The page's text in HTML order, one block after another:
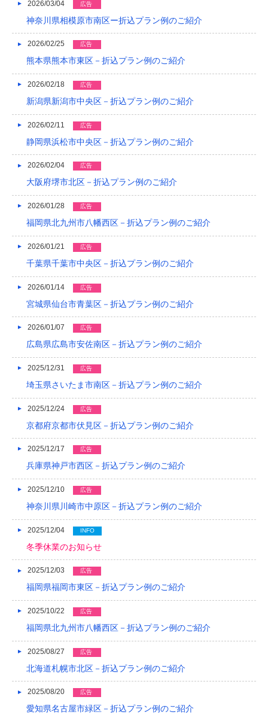
2019/04
2019/02
2019/01
2018/12
2018/11
2018/08
2018/07
2018/06
2018/05
2018/04
2018/03
2018/01
2017/12
2017/10
2017/09
2017/08
2017/07
2017/04
2017/03
2017/02
2017/01
2016/12
2016/11
2026/03/04 広告
神奈川県相模原市南区ー折込プラン例のご紹介
2026/02/25 広告
熊本県熊本市東区－折込プラン例のご紹介
2026/02/18 広告
新潟県新潟市中央区－折込プラン例のご紹介
2026/02/11 広告
静岡県浜松市中央区－折込プラン例のご紹介
2026/02/04 広告
大阪府堺市北区－折込プラン例のご紹介
2026/01/28 広告
福岡県北九州市八幡西区－折込プラン例のご紹介
2026/01/21 広告
千葉県千葉市中央区－折込プラン例のご紹介
2026/01/14 広告
宮城県仙台市青葉区－折込プラン例のご紹介
2026/01/07 広告
広島県広島市安佐南区－折込プラン例のご紹介
2025/12/31 広告
埼玉県さいたま市南区－折込プラン例のご紹介
2025/12/24 広告
京都府京都市伏見区－折込プラン例のご紹介
2025/12/17 広告
兵庫県神戸市西区－折込プラン例のご紹介
2025/12/10 広告
神奈川県川崎市中原区－折込プラン例のご紹介
2025/12/04 INFO
冬季休業のお知らせ
2025/12/03 広告
福岡県福岡市東区－折込プラン例のご紹介
2025/10/22 広告
福岡県北九州市八幡西区－折込プラン例のご紹介
2025/08/27 広告
北海道札幌市北区－折込プラン例のご紹介
2025/08/20 広告
愛知県名古屋市緑区－折込プラン例のご紹介